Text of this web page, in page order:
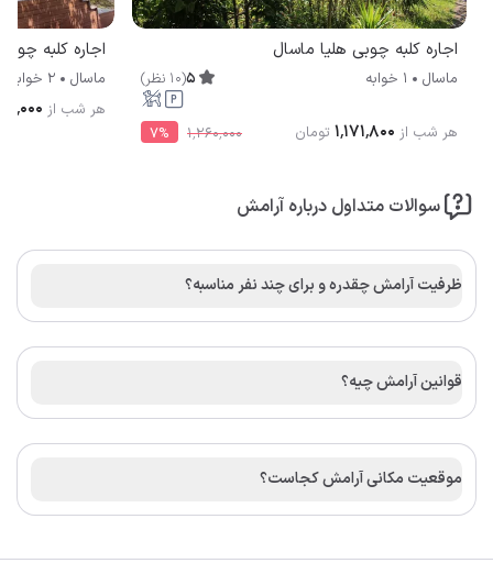
اجاره کلبه چوبی هلیا ماسال
ماسال 1 خوابه 5
(
10 نظر)
۱٬۲۶۰٬۰۰۰ 7% هر شب از ۱٬۱۷۱٬۸۰۰ تومان
اجاره کلبه
ماسال
2 خوابه
هر شب از
سوالات متداول درباره آرامش
ظرفیت آرامش چقدره و برای چند نفر مناسبه؟
قوانین آرامش چیه؟
موقعیت مکانی آرامش کجاست؟